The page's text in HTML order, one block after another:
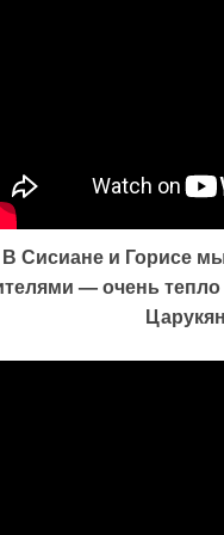
В Сисиане и Горисе
— очень тепло
Царукян